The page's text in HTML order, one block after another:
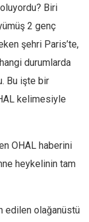
oluyordu? Biri
2 genç
şehri Paris’te,
durumlarda
Bu işte bir
kelimesiyle
OHAL haberini
heykelinin tam
edilen olağanüstü